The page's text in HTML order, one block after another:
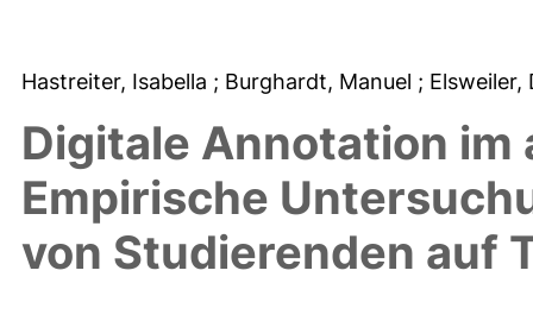
Hastreiter, Isabella ; Burghardt, Manuel ; Elsweiler,
Digitale Annotation im
Empirische
von Studierenden auf